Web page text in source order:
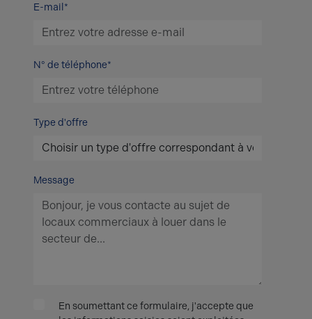
E-mail*
N° de téléphone*
Type d'offre
Message
En soumettant ce formulaire, j'accepte que